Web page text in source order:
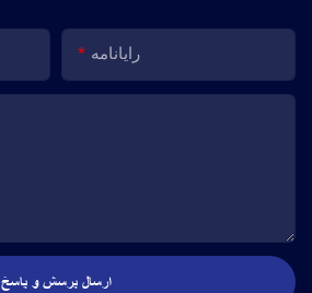
رایانامه
ارسال پرسش و پاسخ